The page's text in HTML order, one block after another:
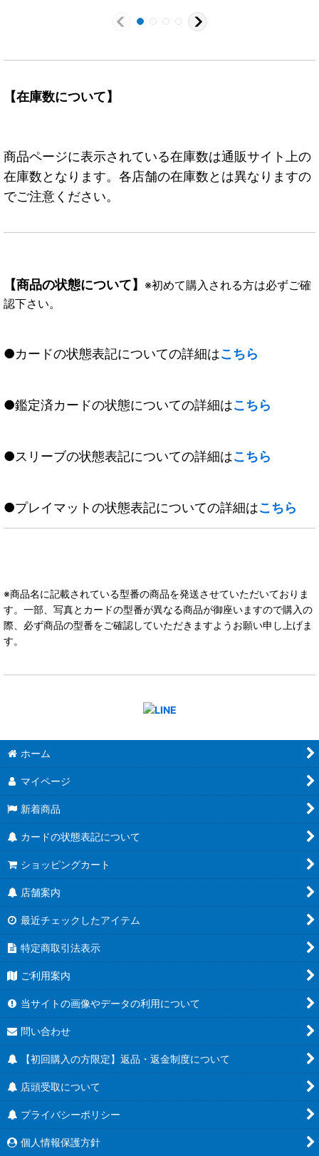
【在庫数について】
商品ページに表示されている在庫数は通販サイト上の
在庫数となります。各店舗の在庫数とは異なりますの
でご注意ください。
【商品の状態について】 ※初めて購入される方は必ずご確
認下さい。
●カードの状態表記についての詳細はこちら
●鑑定済カードの状態についての詳細はこちら
●スリーブの状態表記についての詳細はこちら
●プレイマットの状態表記についての詳細はこちら
※商品名に記載されている型番の商品を発送させていただいておりま
す。一部、写真とカードの型番が異なる商品が御座いますので購入の
際、必ず商品の型番をご確認していただきますようお願い申し上げま
す。
ホーム
マイページ
新着商品
カードの状態表記について
ショッピングカート
店舗案内
最近チェックしたアイテム
特定商取引法表示
ご利用案内
当サイトの画像やデータの利用について
問い合わせ
【初回購入の方限定】返品・返金制度について
店頭受取について
プライバシーポリシー
個人情報保護方針